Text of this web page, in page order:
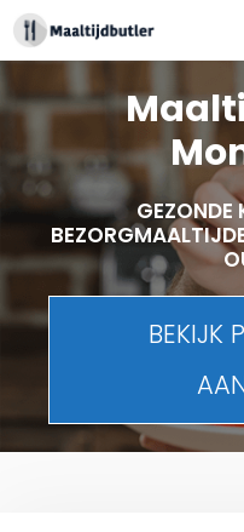
Spring
naar
inhoud
BEKIJK